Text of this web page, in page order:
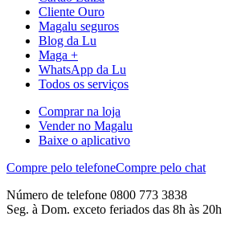
Cliente Ouro
Magalu seguros
Blog da Lu
Maga +
WhatsApp da Lu
Todos os serviços
Comprar na loja
Vender no Magalu
Baixe o aplicativo
Compre pelo telefoneCompre pelo chat
Número de telefone 0800 773 3838
Seg. à Dom. exceto feriados das 8h às 20h